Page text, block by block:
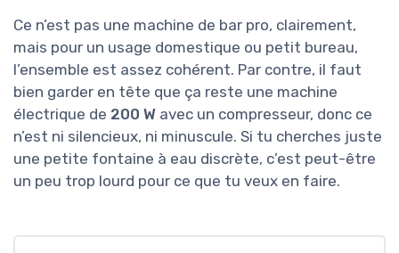
Ce n’est pas une machine de bar pro, clairement,
mais pour un usage domestique ou petit bureau,
l’ensemble est assez cohérent. Par contre, il faut
bien garder en tête que ça reste une machine
électrique de 200 W avec un compresseur, donc ce
n’est ni silencieux, ni minuscule. Si tu cherches juste
une petite fontaine à eau discrète, c’est peut-être
un peu trop lourd pour ce que tu veux en faire.